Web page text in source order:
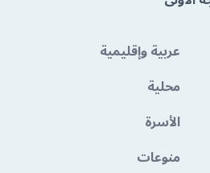
عربية وإقليمية
محلية
الأسرة
منوعات